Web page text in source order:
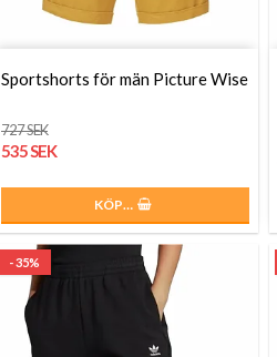
Sportshorts för män Picture Wise
727 SEK
535 SEK
KÖP…
- 35%